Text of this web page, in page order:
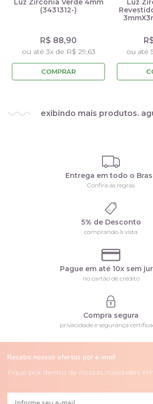
Luz Zircônia Verde 4mm
(3431312-)
R$ 88,90
ou até 3x de R$ 29,63
COMPRAR
Luz
ou até
exibindo mais produtos.
Entrega em todo o
Confira as regras
5% de Desconto
comprando à vista
Pague em até 10x sem
no cartão de crédito
Compra segura
privacidade e segurança
Receba nossas ofertas por e-mail
Fique por dentro de nossas novidades